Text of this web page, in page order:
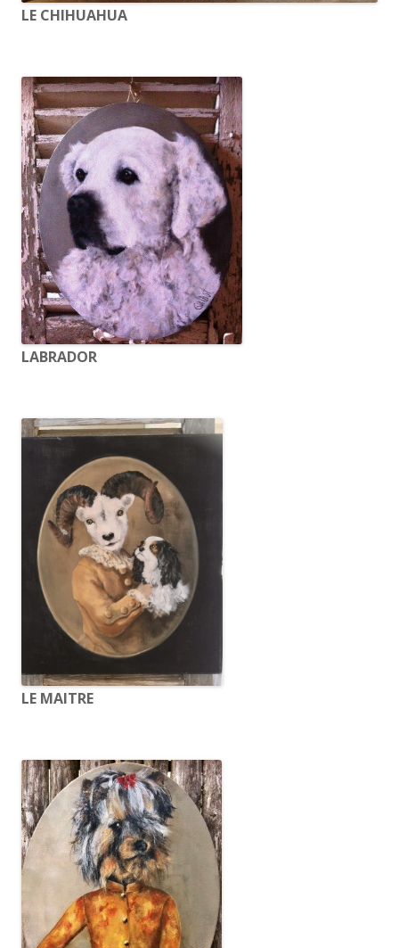
LE CHIHUAHUA
LABRADOR
LE MAITRE